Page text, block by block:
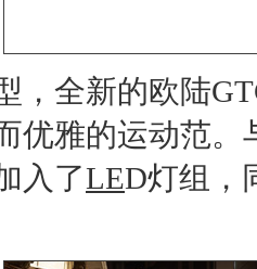
全新的欧陆
优雅的运动范
入了LED灯组，